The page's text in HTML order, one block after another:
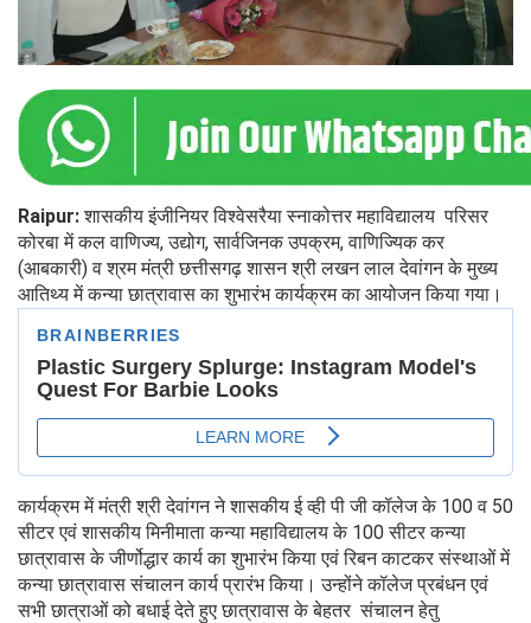
Raipur:शासकीय इंजीनियर विश्वेसरैया स्नाकोत्तर महाविद्यालय परिसर
कोरबा में कल वाणिज्य, उद्योग, सार्वजिनक उपक्रम, वाणिज्यिक कर
(आबकारी) व श्रम मंत्री छत्तीसगढ़ शासन श्री लखन लाल देवांगन के मुख्य
आतिथ्य में कन्या छात्रावास का शुभारंभ कार्यक्रम का आयोजन किया गया।
कार्यक्रम में मंत्री श्री देवांगन ने शासकीय ई व्ही पी जी कॉलेज के 100 व 50
सीटर एवं शासकीय मिनीमाता कन्या महाविद्यालय के 100 सीटर कन्या
छात्रावास के जीर्णोद्धार कार्य का शुभारंभ किया एवं रिबन काटकर संस्थाओं में
कन्या छात्रावास संचालन कार्य प्रारंभ किया। उन्होंने कॉलेज प्रबंधन एवं
सभी छात्राओं को बधाई देते हुए छात्रावास के बेहतर संचालन हेतु